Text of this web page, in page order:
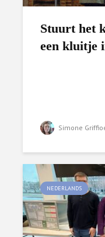
Stuurt het
een kluitje
Simone
NEDERLANDS